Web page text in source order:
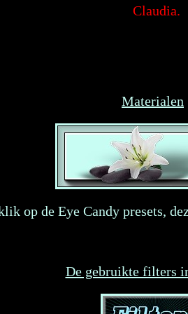
Claudia.
Materialen
op de Eye Candy presets,
De gebruikte filters